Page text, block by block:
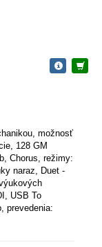
možnosť
128 GM
Chorus, režimy:
naraz, Duet -
USB To
prevedenia: